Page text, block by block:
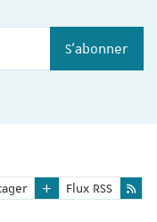
S'abonner
Flux RSS